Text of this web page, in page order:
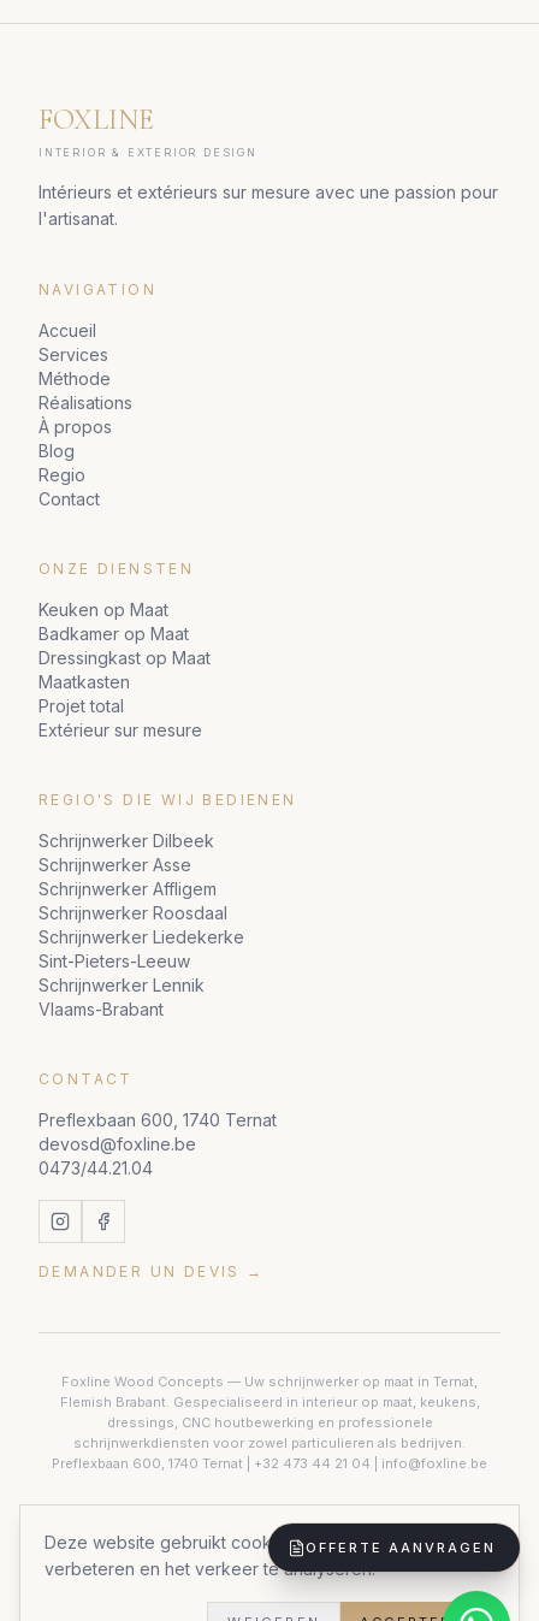
OFFERTE AANVRAGEN
Deze website gebruikt cookies om uw ervaring te
verbeteren en het verkeer te analyseren.
FOXLINE
INTERIOR & EXTERIOR DESIGN
Intérieurs et extérieurs sur mesure avec une passion pour
l'artisanat.
NAVIGATION
Accueil
Services
Méthode
Réalisations
À propos
Blog
Regio
Contact
ONZE DIENSTEN
Keuken op Maat
Badkamer op Maat
Dressingkast op Maat
Maatkasten
Projet total
Extérieur sur mesure
REGIO'S DIE WIJ BEDIENEN
Schrijnwerker Dilbeek
Schrijnwerker Asse
Schrijnwerker Affligem
Schrijnwerker Roosdaal
Schrijnwerker Liedekerke
Sint-Pieters-Leeuw
Schrijnwerker Lennik
Vlaams-Brabant
CONTACT
Preflexbaan 600, 1740 Ternat
devosd@foxline.be
0473/44.21.04
DEMANDER UN DEVIS →
Foxline Wood Concepts — Uw schrijnwerker op maat in Ternat,
Flemish Brabant. Gespecialiseerd in interieur op maat, keukens,
dressings, CNC houtbewerking en professionele
schrijnwerkdiensten voor zowel particulieren als bedrijven.
Preflexbaan 600, 1740 Ternat |
+32 473 44 21 04 info@foxline.be
© {year} Foxline Wood Concepts. Tous droits réservés.
Website door Forti8.io
Politique de confidentialitéConditions générales